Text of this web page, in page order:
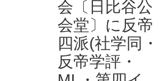
会〔日比谷公
会堂〕に反帝
四派(社学同・
反帝学評・